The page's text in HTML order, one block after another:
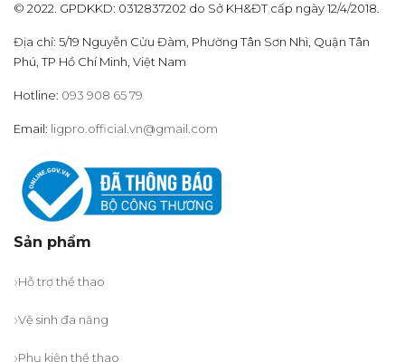
© 2022. GPDKKD: 0312837202 do Sở KH&ĐT cấp ngày 12/4/2018.
Địa chỉ: 5/19 Nguyễn Cửu Đàm, Phường Tân Sơn Nhì, Quận Tân
Phú, TP Hồ Chí Minh, Việt Nam
Hotline: 093 908 65 79
Email: ligpro.official.vn@gmail.com
Sản phẩm
Hỗ trợ thể thao
Vệ sinh đa năng
Phụ kiện thể thao